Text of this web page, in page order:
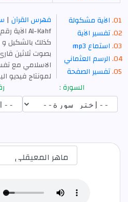
الآية مشكولة
تفسير الآية
استماع mp3
الرسم العثماني
تفسير الصفحة
فهرس القرآن |
كذلك بالشكيل و
بصوت ثلاثين
الاسلامي مع
لمونتاج فيديو
السورة :